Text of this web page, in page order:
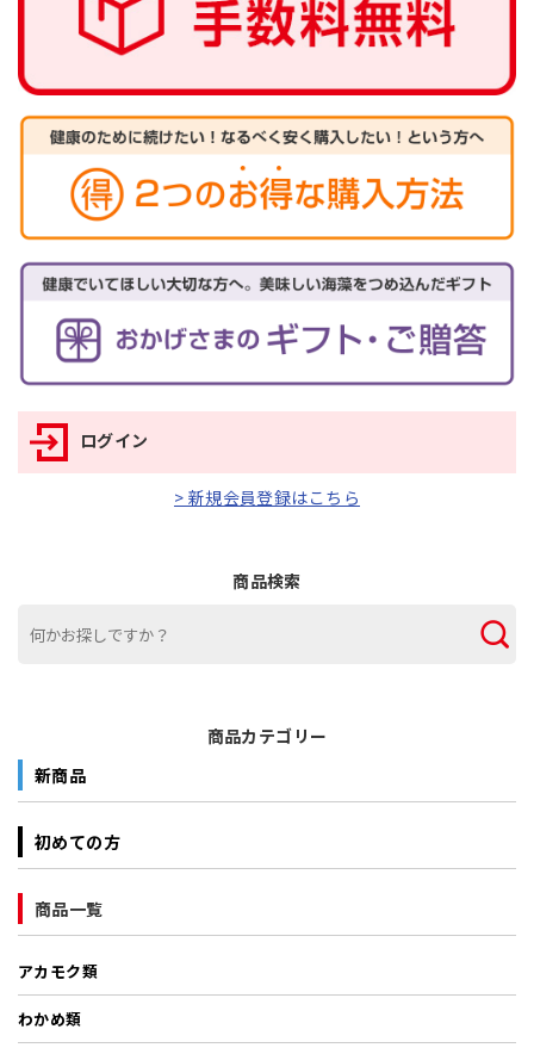
ログイン
> 新規会員登録はこちら
商品検索
商品カテゴリー
新商品
初めての方
商品一覧
アカモク類
わかめ類